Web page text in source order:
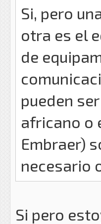
Si, pero
otra es el
de
pueden
africano o
Embraer)
necesario
Si pero